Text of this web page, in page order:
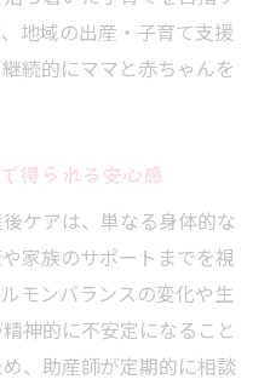
地域の出産・子育て支援
続的にママと赤ちゃんを
得られる安心感
ケアは、単なる身体的な
家族のサポートまでを視
モンバランスの変化や生
神的に不安定になること
、助産師が定期的に相談